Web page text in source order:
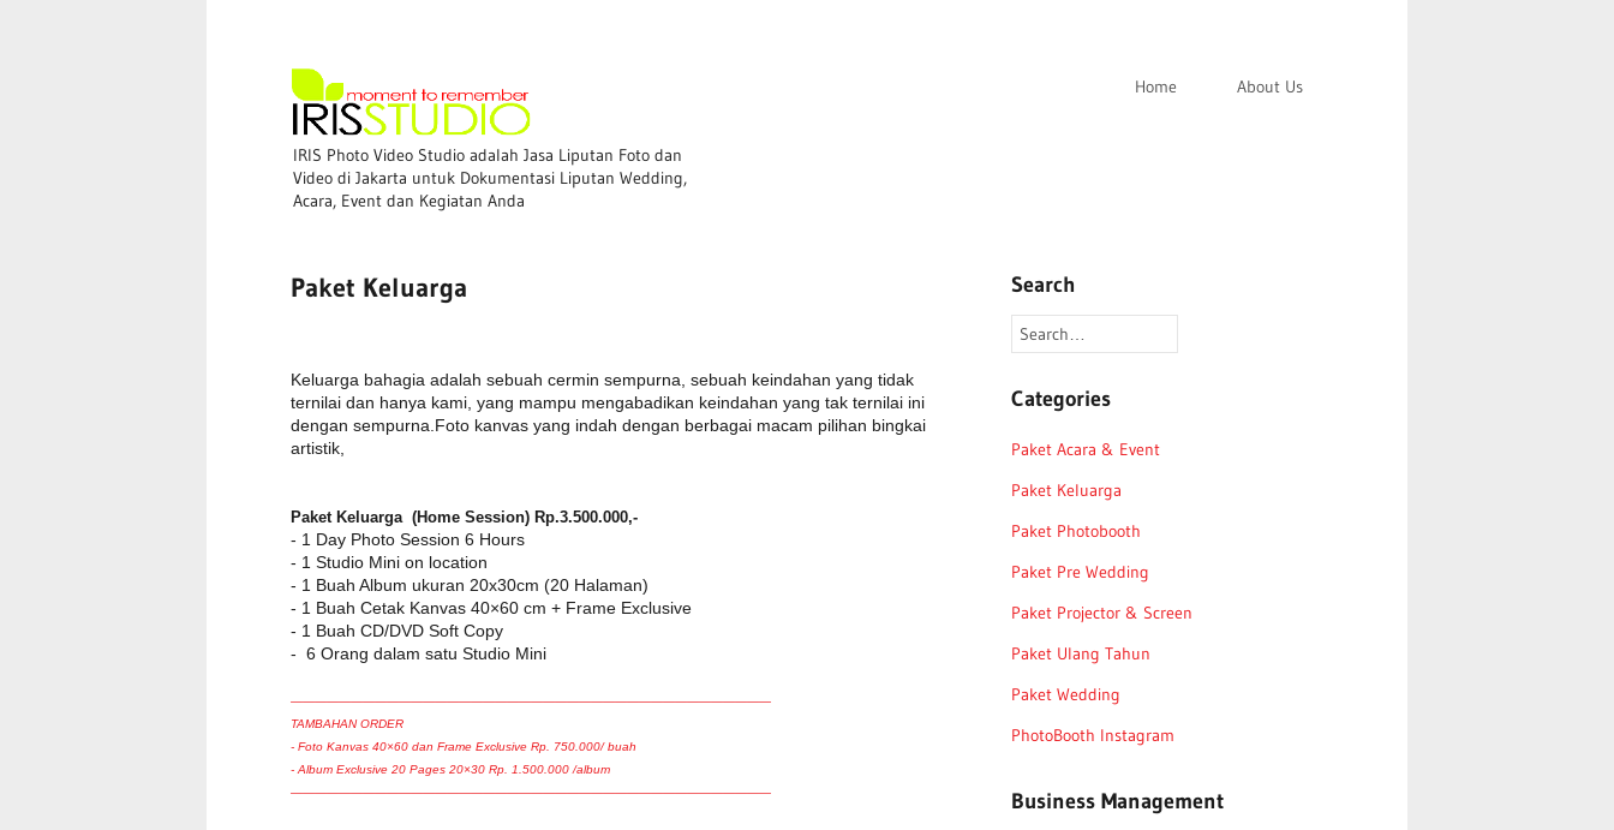
IRIS Photo Video Studio adalah Jasa Liputan Foto dan
Video di Jakarta untuk Dokumentasi Liputan Wedding,
Acara, Event dan Kegiatan Anda
Home About Us
Paket Keluarga
Keluarga bahagia adalah sebuah cermin sempurna, sebuah keindahan yang tidak
ternilai dan hanya kami, yang mampu mengabadikan keindahan yang tak ternilai ini
dengan sempurna.Foto kanvas yang indah dengan berbagai macam pilihan bingkai
artistik,
Paket Keluarga (Home Session) Rp.3.500.000,-
- 1 Day Photo Session 6 Hours
- 1 Studio Mini on location
- 1 Buah Album ukuran 20x30cm (20 Halaman)
- 1 Buah Cetak Kanvas 40×60 cm + Frame Exclusive
- 1 Buah CD/DVD Soft Copy
- 6 Orang dalam satu Studio Mini
————————————————————————————————————————
TAMBAHAN ORDER
- Foto Kanvas 40×60 dan Frame Exclusive Rp. 750.000/ buah
- Album Exclusive 20 Pages 20×30 Rp. 1.500.000 /album
————————————————————————————————————————
Search
Categories
Paket Acara & Event
Paket Keluarga
Paket Photobooth
Paket Pre Wedding
Paket Projector & Screen
Paket Ulang Tahun
Paket Wedding
PhotoBooth Instagram
Business Management